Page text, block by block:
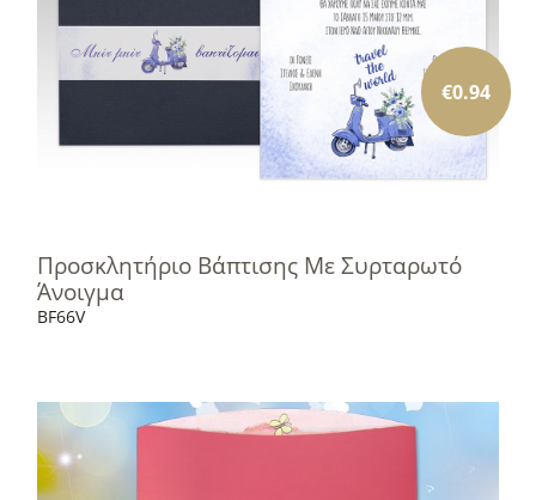
Προσκλητήριο Βάπτισης Με Συρταρωτό
Άνοιγμα
BF66V
€0.94